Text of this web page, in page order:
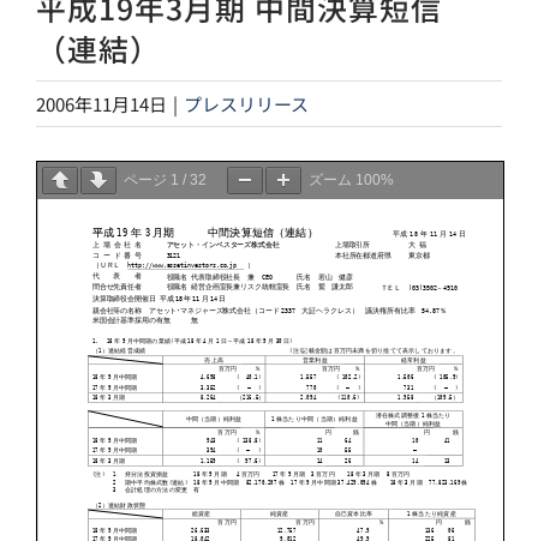
（連結）
2006年11月14日 | プレスリリース
ページ 1 / 32 ズーム 100%